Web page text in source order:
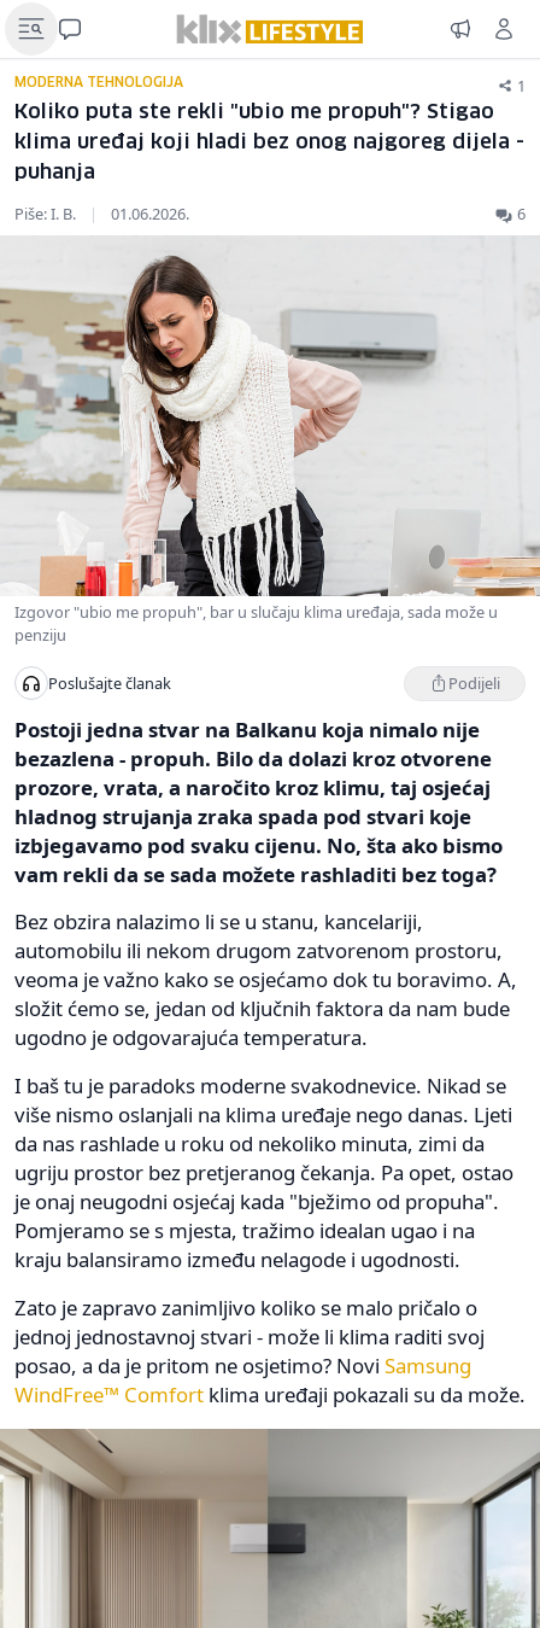
MODERNA TEHNOLOGIJA 1
Koliko puta ste rekli "ubio me propuh"? Stigao
klima uređaj koji hladi bez onog najgoreg dijela -
puhanja
Piše: I. B. | 01.06.2026. 6
Izgovor "ubio me propuh", bar u slučaju klima uređaja, sada može u
penziju
Poslušajte članak Podijeli
Postoji jedna stvar na Balkanu koja nimalo nije
bezazlena - propuh. Bilo da dolazi kroz otvorene
prozore, vrata, a naročito kroz klimu, taj osjećaj
hladnog strujanja zraka spada pod stvari koje
izbjegavamo pod svaku cijenu. No, šta ako bismo
vam rekli da se sada možete rashladiti bez toga?
Bez obzira nalazimo li se u stanu, kancelariji,
automobilu ili nekom drugom zatvorenom prostoru,
veoma je važno kako se osjećamo dok tu boravimo. A,
složit ćemo se, jedan od ključnih faktora da nam bude
ugodno je odgovarajuća temperatura.
I baš tu je paradoks moderne svakodnevice. Nikad se
više nismo oslanjali na klima uređaje nego danas. Ljeti
da nas rashlade u roku od nekoliko minuta, zimi da
ugriju prostor bez pretjeranog čekanja. Pa opet, ostao
je onaj neugodni osjećaj kada "bježimo od propuha".
Pomjeramo se s mjesta, tražimo idealan ugao i na
kraju balansiramo između nelagode i ugodnosti.
Zato je zapravo zanimljivo koliko se malo pričalo o
jednoj jednostavnoj stvari - može li klima raditi svoj
posao, a da je pritom ne osjetimo? Novi Samsung
WindFree™ Comfort klima uređaji pokazali su da može.